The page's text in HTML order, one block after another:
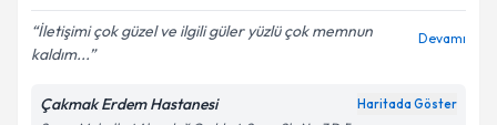
Kişisel verilerimin işlenmesine ilişkinAydınlatma
İletişimi çok güzel ve ilgili güler yüzlü çok memnun
kaldım...
Devamı
Çakmak Erdem Hastanesi Haritada Göster